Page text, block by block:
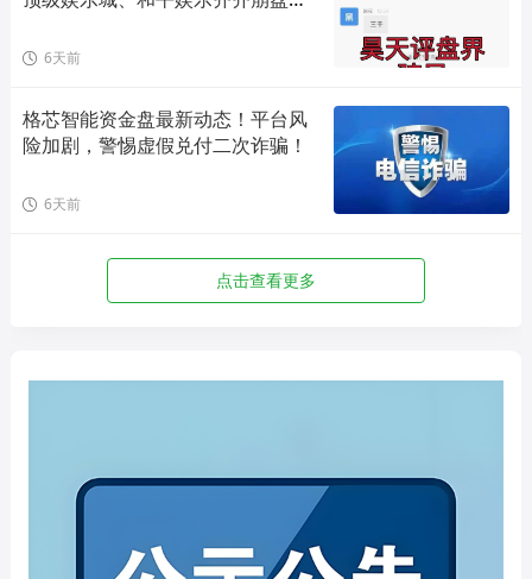
6天前
格芯智能资金盘最新动态！平台风
险加剧，警惕虚假兑付二次诈骗！
6天前
点击查看更多